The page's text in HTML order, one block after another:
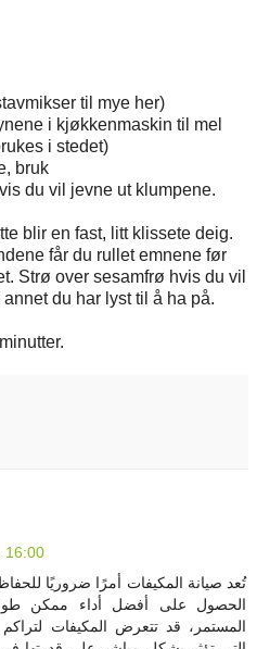
til mye her)
i kjøkkenmaskin til mel
i stedet)
bruk
du vil jevne ut klumpene.
blir en fast, litt klissete deig.
får du rullet emnene før
Strø over sesamfrø hvis du vil
du har lyst til å ha på.
16:00
تُعد صيانة المكيفات أمرًا ضروريًا
الحصول على أفضل أداء ممكن
المستمر، قد تتعرض المكيفات لتراكم